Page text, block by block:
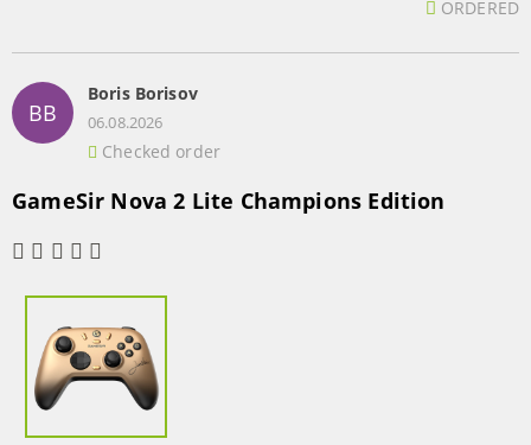
ORDERED
BB
Boris Borisov
06.08.2026
Checked order
GameSir Nova 2 Lite Champions Edition